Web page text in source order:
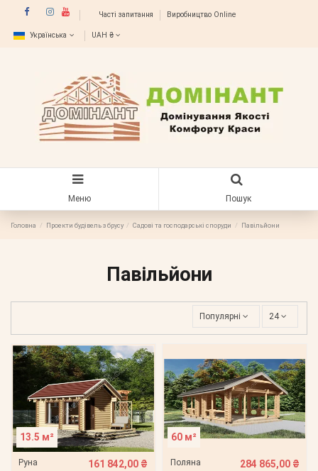
Часті запитання Виробництво Online
Українська UAH ₴
Меню Пошук
Головна Проекти будівель з брусу Садові та господарські споруди Павільйони
Павільйони
Популярні 24
13.5 м²
Руна 161 842,00 ₴
60 м²
Поляна 284 865,00 ₴